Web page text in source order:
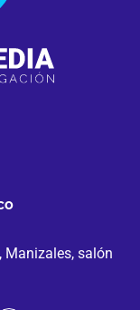
Manizales, salón